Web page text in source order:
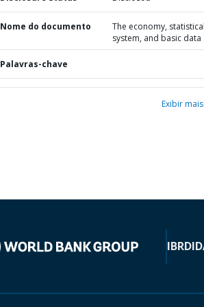
Nome do documento
The economy, statistical
system, and basic data
Palavras-chave
Exibir mais
IBRD